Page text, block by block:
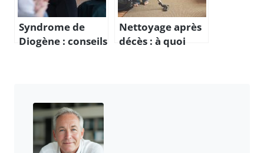
Syndrome de
Diogène : conseils
Nettoyage après
décès : à quoi